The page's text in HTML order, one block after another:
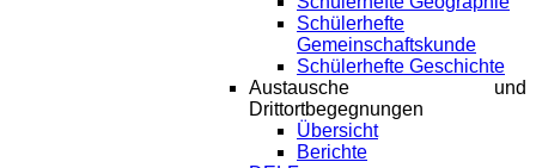
Schülerhefte
Gemeinschaftskunde
Schülerhefte Geschichte
Austausche und
Drittortbegegnungen
Übersicht
Berichte